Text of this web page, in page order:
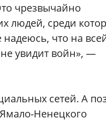
чрезвычайно
людей, среди
что на
увидит войн», —
сетей. А
Ненецкого